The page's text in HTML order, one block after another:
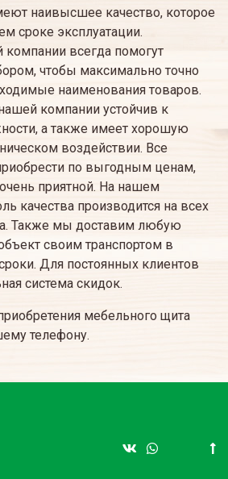
наивысшее качество, которое
сроке эксплуатации.
всегда помогут
чтобы максимально точно
наименования товаров.
компании устойчив к
а также имеет хорошую
воздействии. Все
по выгодным ценам,
приятной. На нашем
качества производится на всех
Также мы доставим любую
своим транспортом в
Для постоянных клиентов
система скидок.
мебельного щита
телефону.